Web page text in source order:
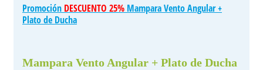
Promoción DESCUENTO 25% Mampara Vento Angular +
Plato de Ducha
Mampara Vento Angular + Plato de Ducha